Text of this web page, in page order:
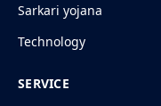
Sarkari yojana
Technology
SERVICE